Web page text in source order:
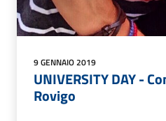
9 GENNAIO 2019
UNIVERSITY DAY -
Rovigo